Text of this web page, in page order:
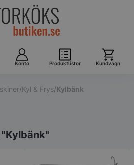
Konto Produktlistor Kundvagn
/Kyl & Frys/Kylbänk